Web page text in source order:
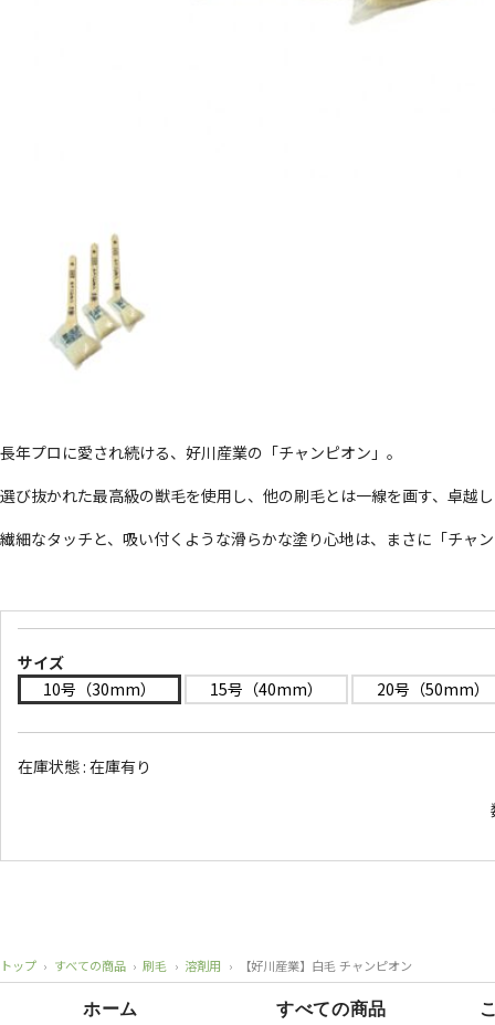
長年プロに愛され続ける、好川産業の「チャンピオン」。
選び抜かれた最高級の獣毛を使用し、他の刷毛とは一線を画す、卓越
繊細なタッチと、吸い付くような滑らかな塗り心地は、まさに「チャ
サイズ
10号（30mm）
15号（40mm） 20号（50mm）
在庫状態 : 在庫有り
トップ › すべての商品 › 刷毛 › 溶剤用 › 【好川産業】白毛 チャンピオン
ホーム すべての商品